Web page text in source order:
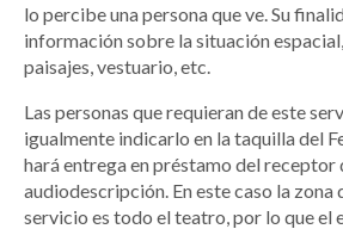
lo percibe una persona que ve. Su
información sobre la situación
paisajes, vestuario, etc.
Las personas que requieran de este
igualmente indicarlo en la taquilla del
hará entrega en préstamo del receptor
audiodescripción. En este caso la zona
servicio es todo el teatro, por lo que el